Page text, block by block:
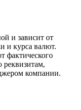
и зависит от
и курса валют.
фактического
реквизитам,
компании.